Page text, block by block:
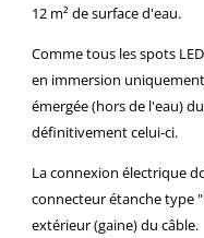
12 m² de surface d'eau.
Comme tous les spots
en immersion
émergée (hors de l'eau)
définitivement celui-ci.
La connexion électrique
connecteur étanche type
extérieur (gaine) du câble.